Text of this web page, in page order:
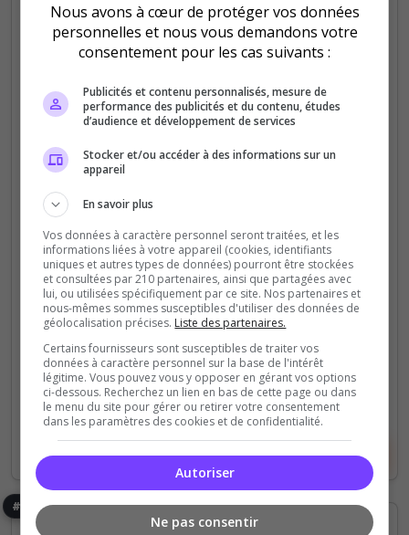
Fjordur Fun PC PVP
Scorched Earth
Valguero
Vanilla XBOX
FatalArk PVP / 4 Man / x10 / NoWipe
https://discord.com/invite/P9ZJcp3NF7 🔶
FATALARK NO WIPE - ASE XBOX / PC GAME
PASSE ⚔️ 🔹CLUSTER FR / EN ✅ 🔹EVENT 🎉
🔹MODDED CAVE 🏔️ 🔹10 DAYS IMMU FOR NEW
PLAYER...
0
votes
11
clics
(1)
0 Slots
Voir le serveur Voter
#6
Nous avons à cœur de protéger vos données
personnelles et nous vous demandons votre
consentement pour les cas suivants :
Publicités et contenu personnalisés, mesure de
performance des publicités et du contenu, études
d’audience et développement de services
Stocker et/ou accéder à des informations sur un
appareil
En savoir plus
Vos données à caractère personnel seront traitées, et les
informations liées à votre appareil (cookies, identifiants
uniques et autres types de données) pourront être stockées
et consultées par 210 partenaires, ainsi que partagées avec
lui, ou utilisées spécifiquement par ce site. Nos partenaires et
nous-mêmes sommes susceptibles d'utiliser des données de
géolocalisation précises. Liste des partenaires.
Certains fournisseurs sont susceptibles de traiter vos
données à caractère personnel sur la base de l'intérêt
légitime. Vous pouvez vous y opposer en gérant vos options
ci-dessous. Recherchez un lien en bas de cette page ou dans
le menu du site pour gérer ou retirer votre consentement
dans les paramètres des cookies et de confidentialité.
Autoriser
Ne pas consentir